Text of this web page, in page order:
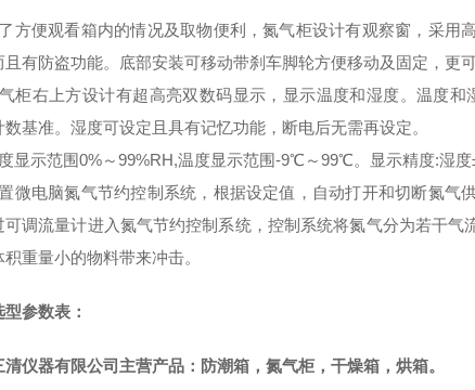
方便观看箱内的情况及取物便利，氮气柜设计有观察窗，采用
且有防盗功能。底部安装可移动带刹车脚轮方便移动及固定，更
柜右上方设计有超高亮双数码显示，显示温度和湿度。温度
数基准。湿度可设定且具有记忆功能，断电后无需再设定。
显示范围0%～99%RH,温度显示范围-9℃～99℃。显示精度:湿度
微电脑氮气节约控制系统，根据设定值，自动打开和切断氮气
可调流量计进入氮气节约控制系统，控制系统将氮气分为若干
重量小的物料带来冲击。
参数表：
清仪器有限公司主营产品：防潮箱，氮气柜，干燥箱，烘箱。